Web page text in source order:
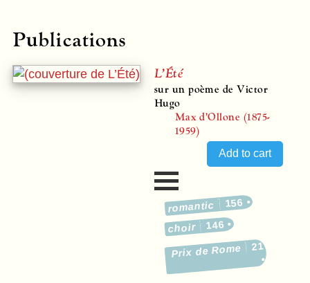
Publications
L’Été
sur un poème de Victor
Hugo
Max d’Ollone (1875-
1959)
romantic 156
choir 146
Prix de Rome 21